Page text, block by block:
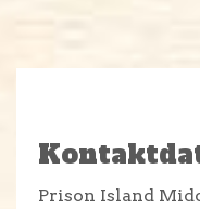
Prison Island